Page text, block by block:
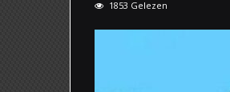
1853 Gelezen